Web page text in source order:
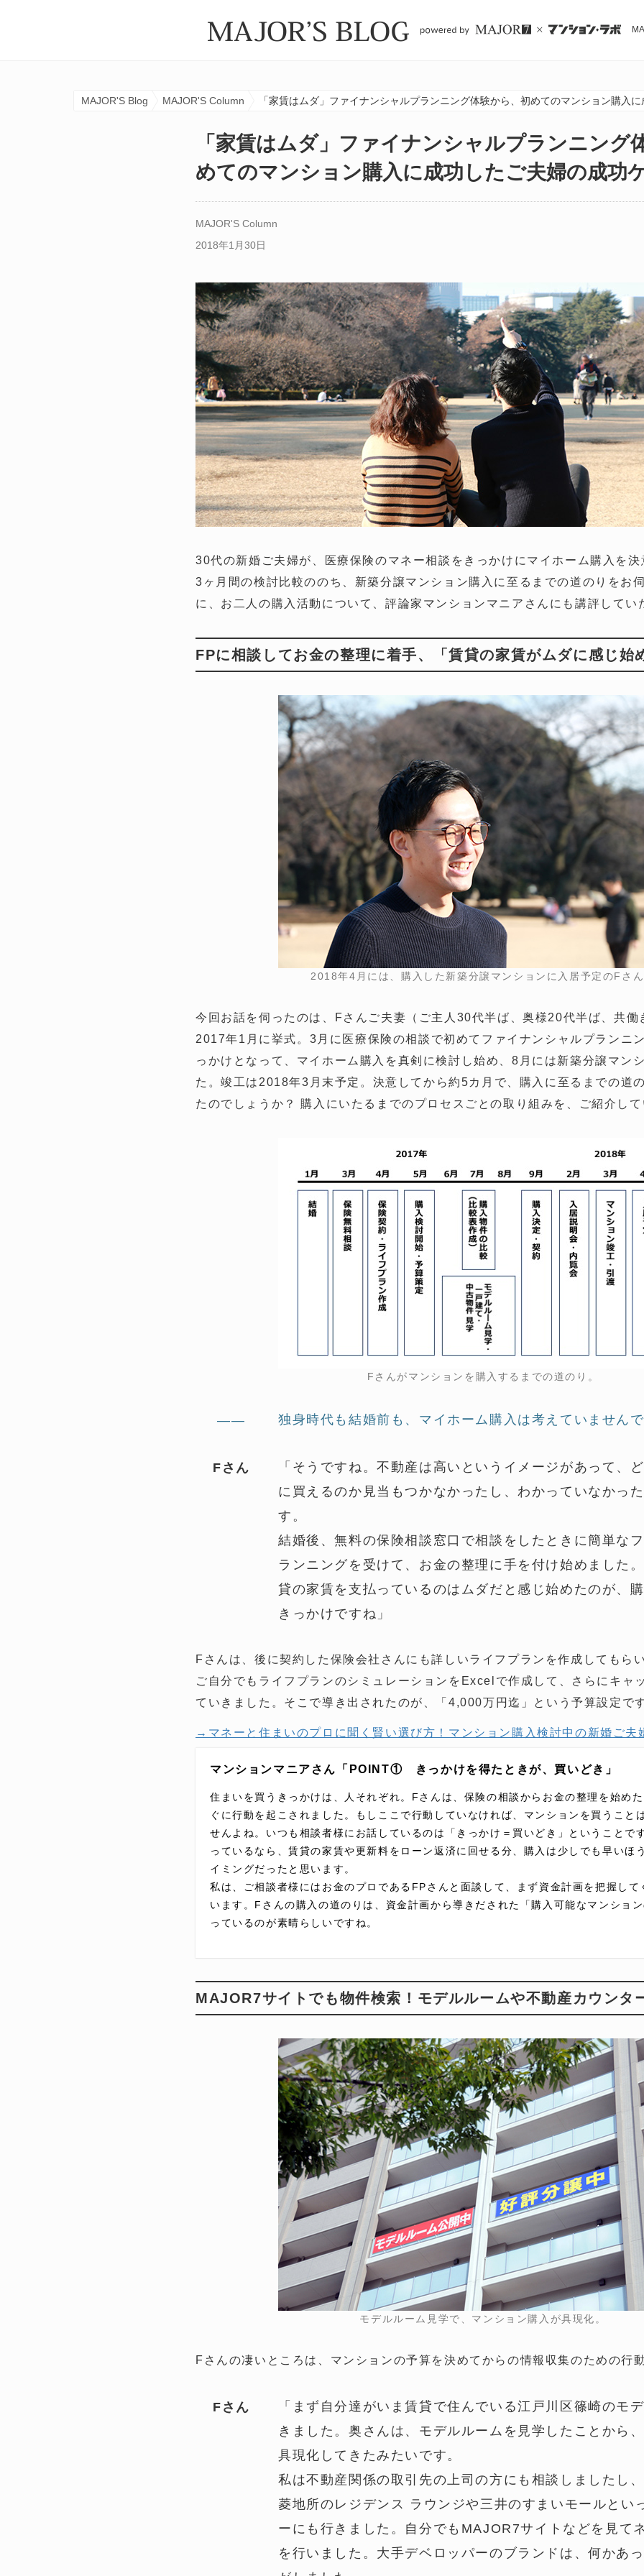
MAJOR'S Blog MAJOR'S Column 「家賃はムダ」ファイナンシャルプランニング体験から、初めてのマンション購入
「家賃はムダ」ファイナンシャルプランニング
めてのマンション購入に成功したご夫婦の成功
MAJOR'S Column
2018年1月30日
30代の新婚ご夫婦が、医療保険のマネー相談をきっかけにマイホーム購入を決
3ヶ月間の検討比較ののち、新築分譲マンション購入に至るまでの道のりをお
に、お二人の購入活動について、評論家マンションマニアさんにも講評してい
FPに相談してお金の整理に着手、「賃貸の家賃がムダに感じ始
2018年4月には、購入した新築分譲マンションに入居予定のFさ
今回お話を伺ったのは、Fさんご夫妻（ご主人30代半ば、奥様20代半ば、共働
2017年1月に挙式。3月に医療保険の相談で初めてファイナンシャルプランニ
っかけとなって、マイホーム購入を真剣に検討し始め、8月には新築分譲マン
た。竣工は2018年3月末予定。決意してから約5カ月で、購入に至るまでの道
たのでしょうか？ 購入にいたるまでのプロセスごとの取り組みを、ご紹介し
Fさんがマンションを購入するまでの道のり。
—— 独身時代も結婚前も、マイホーム購入は考えていません
Fさん
「そうですね。不動産は高いというイメージがあって、
に買えるのか見当もつかなかったし、わかっていなかっ
す。
結婚後、無料の保険相談窓口で相談をしたときに簡単な
ランニングを受けて、お金の整理に手を付け始めました
貸の家賃を支払っているのはムダだと感じ始めたのが、
きっかけですね」
Fさんは、後に契約した保険会社さんにも詳しいライフプランを作成してもら
ご自分でもライフプランのシミュレーションをExcelで作成して、さらにキャ
ていきました。そこで導き出されたのが、「4,000万円迄」という予算設定で
→マネーと住まいのプロに聞く賢い選び方！マンション購入検討中の新婚ご夫
マンションマニアさん「POINT① きっかけを得たときが、買いどき」
住まいを買うきっかけは、人それぞれ。Fさんは、保険の相談からお金の整理を始め
ぐに行動を起こされました。もしここで行動していなければ、マンションを買うこと
せんよね。いつも相談者様にお話しているのは「きっかけ＝買いどき」ということで
っているなら、賃貸の家賃や更新料をローン返済に回せる分、購入は少しでも早いほ
イミングだったと思います。
私は、ご相談者様にはお金のプロであるFPさんと面談して、まず資金計画を把握し
います。Fさんの購入の道のりは、資金計画から導きだされた「購入可能なマンショ
っているのが素晴らしいですね。
MAJOR7サイトでも物件検索！モデルルームや不動産カウンタ
モデルルーム見学で、マンション購入が具現化。
Fさんの凄いところは、マンションの予算を決めてからの情報収集のための行
Fさん
「まず自分達がいま賃貸で住んでいる江戸川区篠崎のモ
きました。奥さんは、モデルルームを見学したことから
具現化してきたみたいです。
私は不動産関係の取引先の上司の方にも相談しましたし
菱地所のレジデンス ラウンジや三井のすまいモールとい
ーにも行きました。自分でもMAJOR7サイトなどを見て
を行いました。大手デベロッパーのブランドは、何かあ